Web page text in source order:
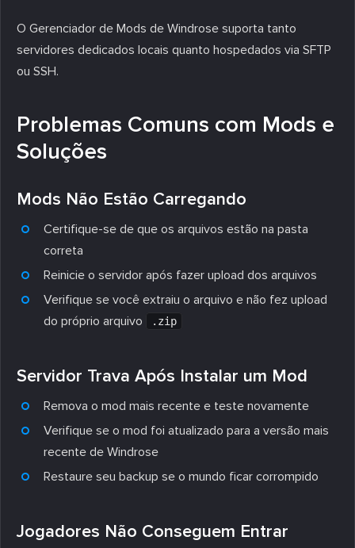
O Gerenciador de Mods de Windrose suporta tanto
servidores dedicados locais quanto hospedados via SFTP
ou SSH.
Problemas Comuns com Mods e
Soluções
Mods Não Estão Carregando
Certifique-se de que os arquivos estão na pasta
correta
Reinicie o servidor após fazer upload dos arquivos
Verifique se você extraiu o arquivo e não fez upload
do próprio arquivo
.zip
Servidor Trava Após Instalar um Mod
Remova o mod mais recente e teste novamente
Verifique se o mod foi atualizado para a versão mais
recente de Windrose
Restaure seu backup se o mundo ficar corrompido
Jogadores Não Conseguem Entrar